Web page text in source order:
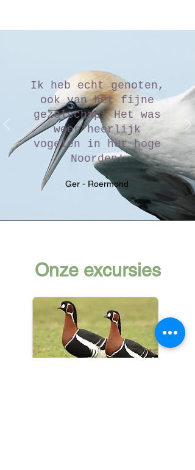
Ik heb echt genoten,
ook van het fijne
gezelschap! Het was
weer heerlijk
vogelen in het hoge
Noorden!
Ger - Roermond
Onze excursies